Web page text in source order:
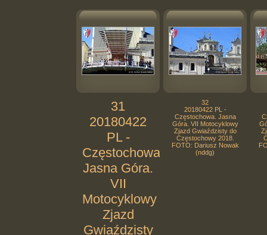
31
20180422
PL -
Częstochowa.
Jasna Góra.
VII
Motocyklowy
Zjazd
Gwiaździsty
32
20180422 PL -
Częstochowa. Jasna
Góra. VII Motocyklowy
Zjazd Gwiaździsty do
Częstochowy 2018.
FOTO: Dariusz Nowak
(nddg)